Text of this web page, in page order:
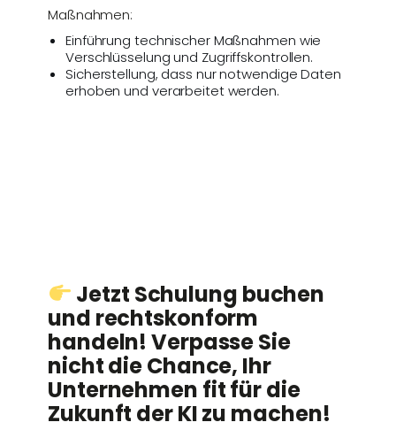
Maßnahmen:
Einführung technischer Maßnahmen wie
Verschlüsselung und Zugriffskontrollen.
Sicherstellung, dass nur notwendige Daten
erhoben und verarbeitet werden.
Jetzt Schulung buchen
und rechtskonform
handeln! Verpasse Sie
nicht die Chance, Ihr
Unternehmen fit für die
Zukunft der KI zu machen!